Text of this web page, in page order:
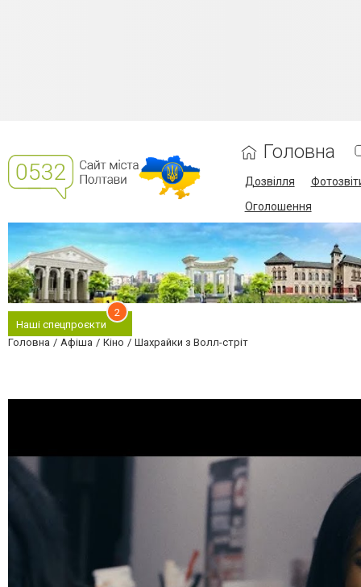
Головна
Дозвілля
Оголошення
Наші спецпроєкти
2
Головна Афіша Кіно Шахрайки з Волл-стріт